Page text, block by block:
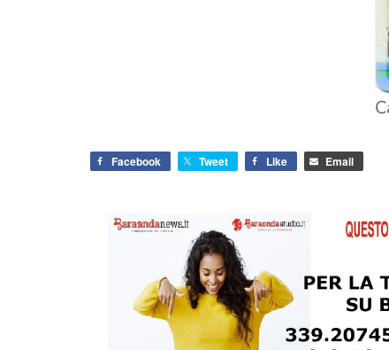
Facebook Tweet Like Email